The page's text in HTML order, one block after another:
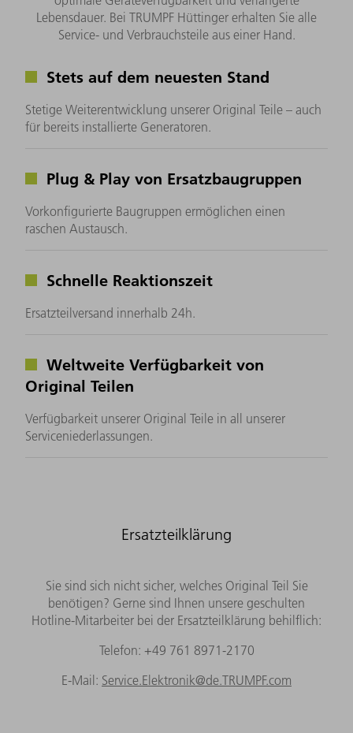
Lebensdauer. Bei TRUMPF Hüttinger erhalten Sie alle
Service- und Verbrauchsteile aus einer Hand.
Stets auf dem neuesten Stand
Stetige Weiterentwicklung unserer Original Teile – auch
für bereits installierte Generatoren.
Plug & Play von Ersatzbaugruppen
Vorkonfigurierte Baugruppen ermöglichen einen
raschen Austausch.
Schnelle Reaktionszeit
Ersatzteilversand innerhalb 24h.
Weltweite Verfügbarkeit von
Original Teilen
Verfügbarkeit unserer Original Teile in all unserer
Serviceniederlassungen.
Ersatzteilklärung
Sie sind sich nicht sicher, welches Original Teil Sie
benötigen? Gerne sind Ihnen unsere geschulten
Hotline-Mitarbeiter bei der Ersatzteilklärung behilflich:
Telefon: +49 761 8971-2170
E-Mail: Service.Elektronik@de.TRUMPF.com